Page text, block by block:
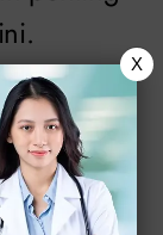
adalah
diri
dini
X